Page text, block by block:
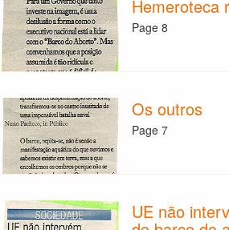
Hemeroteca
Page 8
Os outros
Page 7
UE não